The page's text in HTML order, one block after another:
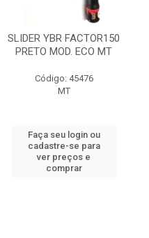
SLIDER YBR FACTOR150
PRETO MOD. ECO MT
Código: 45476
MT
Faça seu login ou
cadastre-se para
ver preços e
comprar